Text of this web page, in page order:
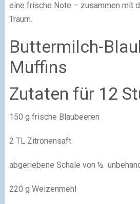
eine frische Note – zusammen mit
Traum.
Buttermilch-
Muffins
Zutaten für 12
150 g frische Blaubeeren
2 TL Zitronensaft
abgeriebene Schale von ½
220 g Weizenmehl